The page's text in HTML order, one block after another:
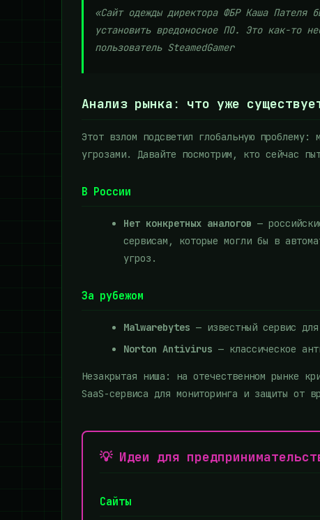
«Сайт одежды директора ФБР Каша Пателя
установить вредоносное ПО. Это как-то
пользователь SteamedGamer
Анализ рынка: что уже
Этот взлом подсветил глобальную проблему:
угрозами. Давайте посмотрим, кто сейчас
В России
Нет конкретных аналогов —
сервисам, которые могли бы в
угроз.
За рубежом
Malwarebytes — известный сервис
Norton Antivirus — классическое
Незакрытая ниша: на отечественном рынке
SaaS-сервиса для мониторинга и защиты от
💡 Идеи для
Сайты